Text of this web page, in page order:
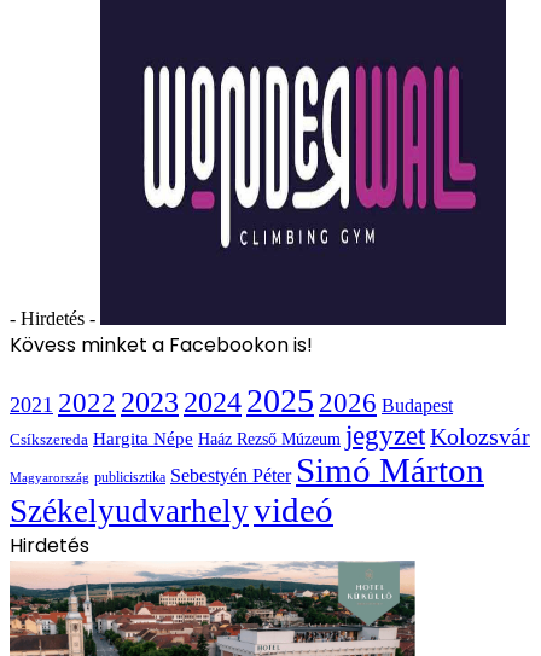
- Hirdetés -
Kövess minket a Facebookon is!
2021 2022 2023 20242025 2026 Budapest
Csíkszereda Hargita Népe Haáz Rezső Múzeum jegyzetKolozsvár
Magyarország publicisztika Sebestyén Péter Simó Márton
Székelyudvarhelyvideó
Hirdetés